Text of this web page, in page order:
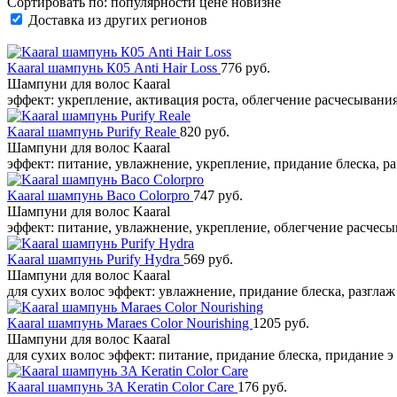
Доставка из других регионов
Kaaral шампунь К05 Anti Hair Loss 776 руб.
Шампуни для волос Kaaral
эффект: укрепление, активация роста, облегчение
Kaaral шампунь Purify Reale 820 руб.
Шампуни для волос Kaaral
эффект: питание, увлажнение, укрепление, придание блеска, ра
Kaaral шампунь Baco Colorpro 747 руб.
Шампуни для волос Kaaral
эффект: питание, увлажнение, укрепление, облегчение
Kaaral шампунь Purify Hydra 569 руб.
Шампуни для волос Kaaral
для сухих волос эффект: увлажнение, придание блеска, разглаж
Kaaral шампунь Maraes Color Nourishing 1205 руб.
Шампуни для волос Kaaral
для сухих волос эффект: питание, придание блеска, придание э
Kaaral шампунь 3A Keratin Color Care 176 руб.